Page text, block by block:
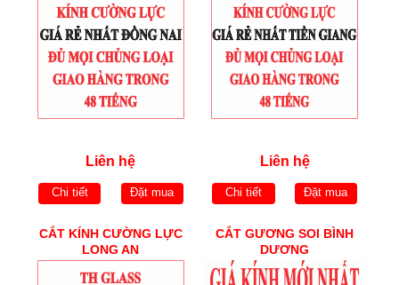
Liên hệ
Chi tiết Đặt mua
Liên hệ
Chi tiết Đặt mua
CẮT KÍNH CƯỜNG LỰC
LONG AN
CẮT GƯƠNG SOI BÌNH
DƯƠNG